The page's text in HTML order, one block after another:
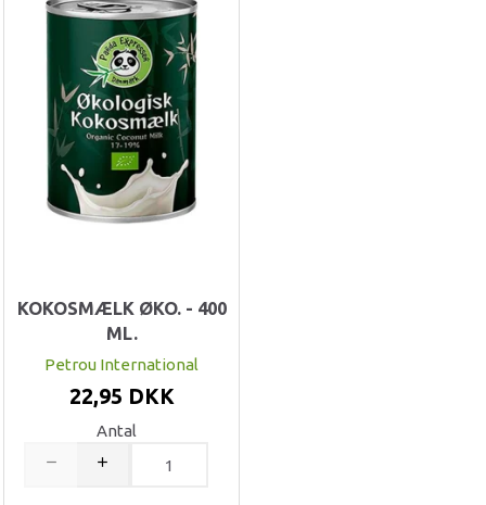
KOKOSMÆLK ØKO. - 400
ML.
Petrou International
22,95 DKK
Antal